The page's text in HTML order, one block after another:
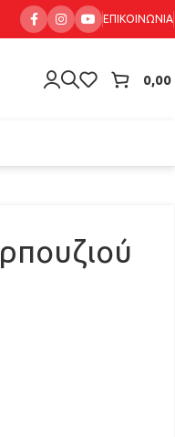
ΕΠΙΚΟΙΝΩΝΊΑ
0,00